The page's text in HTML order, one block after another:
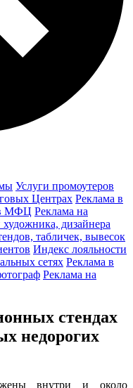
Услуги промоутеров
Центрах Реклама в
МФЦ Реклама на
художника, дизайнера
табличек, вывесок
Индекс лояльности
сетях Реклама в
Реклама на
стендах
недорогих
внутри и около